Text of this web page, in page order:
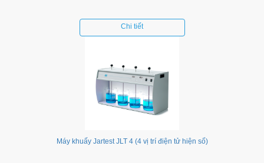
Chi tiết
Máy khuấy Jartest JLT 4 (4 vị trí điện tử hiện số)